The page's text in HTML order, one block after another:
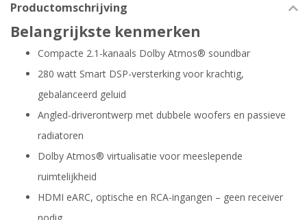
Productomschrijving
Belangrijkste kenmerken
Compacte 2.1-kanaals Dolby Atmos® soundbar
280 watt Smart DSP-versterking voor krachtig,
gebalanceerd geluid
Angled-driverontwerp met dubbele woofers en passieve
radiatoren
Dolby Atmos® virtualisatie voor meeslepende
ruimtelijkheid
HDMI eARC, optische en RCA-ingangen – geen receiver